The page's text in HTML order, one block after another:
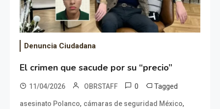
Denuncia Ciudadana
El crimen que sacude por su “precio”
11/04/2026 OBRSTAFF 0 Tagged
asesinato Polanco, cámaras de seguridad México,